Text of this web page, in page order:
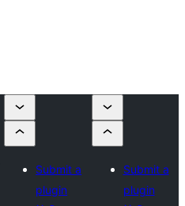
Submit a
plugin
Submit a
plugin